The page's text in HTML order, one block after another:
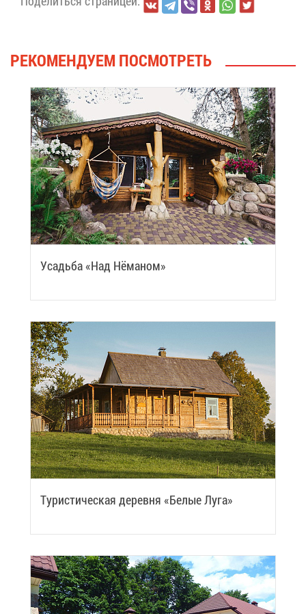
РЕ­КО­МЕН­ДУ­ЕМ ПО­СМОТ­РЕТЬ
Усадь­ба «Над Нё­ма­ном»
Ту­ри­сти­че­ская де­рев­ня «Бе­лые Лу­га»